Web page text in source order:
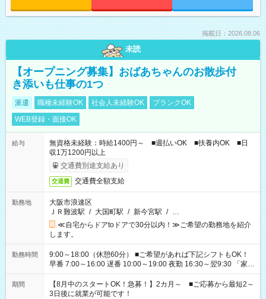
掲載日：2026.08.06
未読
【オープニング募集】おばあちゃんのお散歩付
き添いも仕事の1つ
派遣 職種未経験OK 社会人未経験OK
ブランクOK
WEB登録・面接OK
給与
無資格未経験：時給1400円～ ■週払いOK ■扶養内OK ■日
収1万1200円以上
交通費別途支給あり
交通費 交通費全額支給
勤務地
大阪市浪速区
ＪＲ難波駅 / 大国町駅 / 新今宮駅 / …
≪自宅からドアtoドアで30分以内！≫ご希望の勤務地を紹介
します。
勤務時間
9:00～18:00（休憩60分） ■ご希望があれば下記シフトもOK！
早番 7:00～16:00 遅番 10:00～19:00 夜勤 16:30～翌9:30 「家族
と休みを合わせたい」 「余裕を持って夕飯の準備がしたい」
「できれば残業はしたくない」 など、ご希望を教えてください
ね。 ※Wワーク希望の方へ 今ご覧のお仕事で希望する勤務時間
期間
【8月中のスタートOK！急募！】2カ月～ ■ご応募から最短2～
3日後に就業が可能です！